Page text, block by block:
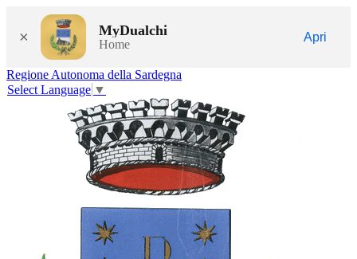
× MyDualchi
Home
Apri
Regione Autonoma della Sardegna
Select Language ▼